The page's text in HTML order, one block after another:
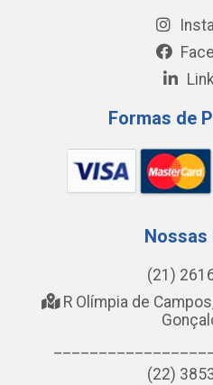
Formas de
Nossas
(21)
R Olímpia de
(22)